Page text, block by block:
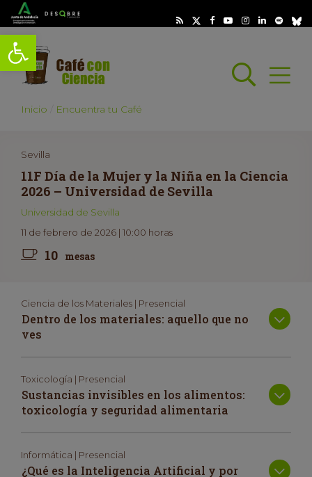
Abrir barra de herramientas
Abrir
Inicio Encuentra tu Café
Sevilla
11F Día de la Mujer y la Niña en la Ciencia
2026 – Universidad de Sevilla
Universidad de Sevilla
11 de febrero de 2026 | 10:00 horas
10 mesas
Ciencia de los Materiales | Presencial
Dentro de los materiales: aquello que no
ves
Toxicología | Presencial
Sustancias invisibles en los alimentos:
toxicología y seguridad alimentaria
Informática | Presencial
¿Qué es la Inteligencia Artificial y por